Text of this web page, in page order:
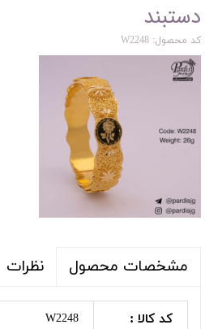
دستبند
کد محصول: W2248
مشخصات محصول نظرات
کد کالا : W2248